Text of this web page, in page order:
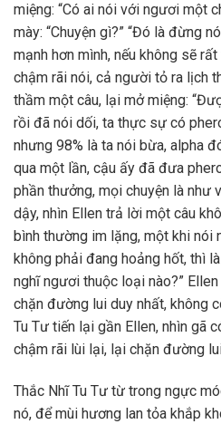
miệng: “Có ai nói với ngươi một
mày: “Chuyện gì?” “Đó là đừng
mạnh hơn mình, nếu không sẽ
chậm rãi nói, cả người tỏ ra lịch
thầm một câu, lại mở miệng:
rồi đã nói dối, ta thực sự có
nhưng 98% là ta nói bừa, alpha
qua một lần, cậu ấy đã đưa
phần thưởng, mọi chuyện là như
dậy, nhìn Ellen trả lời một câu
bình thường im lặng, một khi nói
không phải đang hoảng hốt, thì
nghĩ ngươi thuộc loại nào?”
chặn đường lui duy nhất, không
Tu Tư tiến lại gần Ellen, nhìn gã
chậm rãi lùi lại, lại chặn đường
Thắc Nhĩ Tu Tư từ trong ngực
nó, để mùi hương lan tỏa khắp